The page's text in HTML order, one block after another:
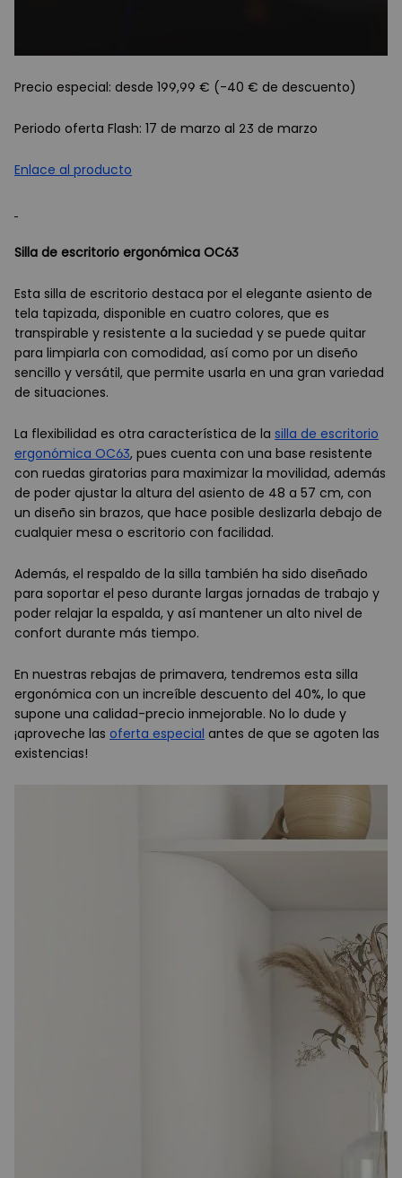
Precio especial: desde 199,99 € (-40 € de descuento)
Periodo oferta Flash: 17 de marzo al 23 de marzo
Enlace al producto
Silla de escritorio ergonómica OC63
Esta silla de escritorio destaca por el elegante asiento de
tela tapizada, disponible en cuatro colores, que es
transpirable y resistente a la suciedad y se puede quitar
para limpiarla con comodidad, así como por un diseño
sencillo y versátil, que permite usarla en una gran variedad
de situaciones.
La flexibilidad es otra característica de la silla de escritorio
ergonómica OC63, pues cuenta con una base resistente
con ruedas giratorias para maximizar la movilidad, además
de poder ajustar la altura del asiento de 48 a 57 cm, con
un diseño sin brazos, que hace posible deslizarla debajo de
cualquier mesa o escritorio con facilidad.
Además, el respaldo de la silla también ha sido diseñado
para soportar el peso durante largas jornadas de trabajo y
poder relajar la espalda, y así mantener un alto nivel de
confort durante más tiempo.
En nuestras rebajas de primavera, tendremos esta silla
ergonómica con un increíble descuento del 40%, lo que
supone una calidad-precio inmejorable. No lo dude y
¡aproveche las oferta especial antes de que se agoten las
existencias!